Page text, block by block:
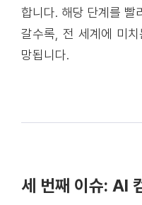
합니다. 해당 단계를 빨
갈수록, 전 세계에 미
망됩니다.
세 번째 이슈: AI